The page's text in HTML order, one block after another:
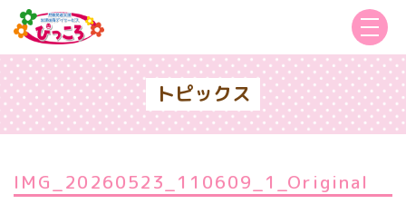
トピックス
IMG_20260523_110609_1_Original